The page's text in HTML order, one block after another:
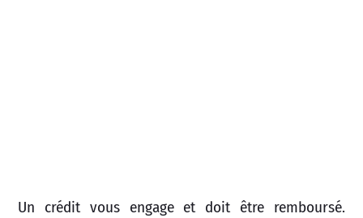
Un crédit vous engage et doit être remboursé.